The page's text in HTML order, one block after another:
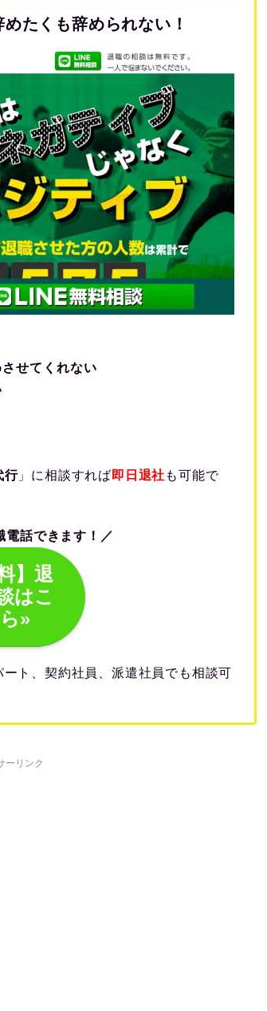
たくも辞められない！
せてくれない
行」に相談すれば即日退社 も可能で
電話できます！／
】退
はこ
»
ト、契約社員、派遣社員でも相談可
ーリンク